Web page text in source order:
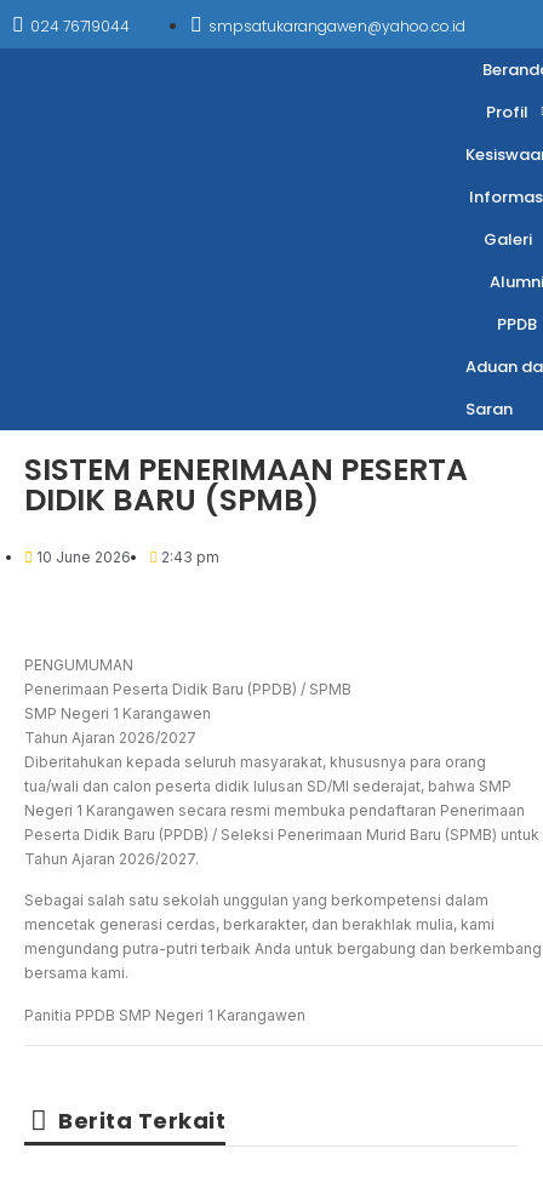
024 76719044 smpsatukarangawen@yahoo.co.id
Profil
Galeri
Alumni
PPDB
Aduan
Saran
SISTEM PENERIMAAN PESERTA
DIDIK BARU (SPMB)
10 June 2026 2:43 pm
PENGUMUMAN
Penerimaan Peserta Didik Baru (PPDB) / SPMB
SMP Negeri 1 Karangawen
Tahun Ajaran 2026/2027
Diberitahukan kepada seluruh masyarakat, khususnya para orang
tua/wali dan calon peserta didik lulusan SD/MI sederajat, bahwa SMP
Negeri 1 Karangawen secara resmi membuka pendaftaran Penerimaan
Peserta Didik Baru (PPDB) / Seleksi Penerimaan Murid Baru (SPMB) untuk
Tahun Ajaran 2026/2027.
Sebagai salah satu sekolah unggulan yang berkompetensi dalam
mencetak generasi cerdas, berkarakter, dan berakhlak mulia, kami
mengundang putra-putri terbaik Anda untuk bergabung dan berkembang
bersama kami.
Panitia PPDB SMP Negeri 1 Karangawen
Berita Terkait